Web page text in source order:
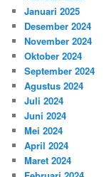
Januari 2025
Desember 2024
November 2024
Oktober 2024
September 2024
Agustus 2024
Juli 2024
Juni 2024
Mei 2024
April 2024
Maret 2024